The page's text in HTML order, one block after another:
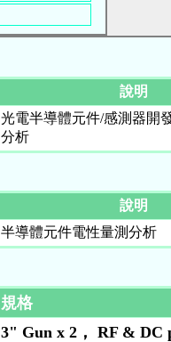
說明
光電半導體元件/感測器開
分析
說明
半導體元件電性量測分析
規格
3" Gun x 2， RF & DC